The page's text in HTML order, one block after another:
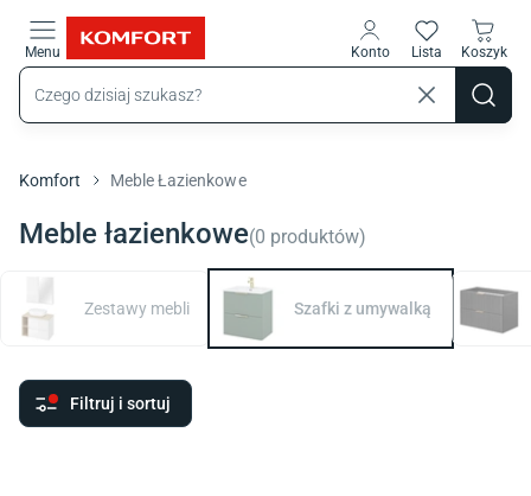
Menu Konto Lista Koszyk
Komfort Meble Łazienkowe
Meble łazienkowe(0 produktów)
Zestawy mebli Szafki z umywalką
Filtruj i sortuj